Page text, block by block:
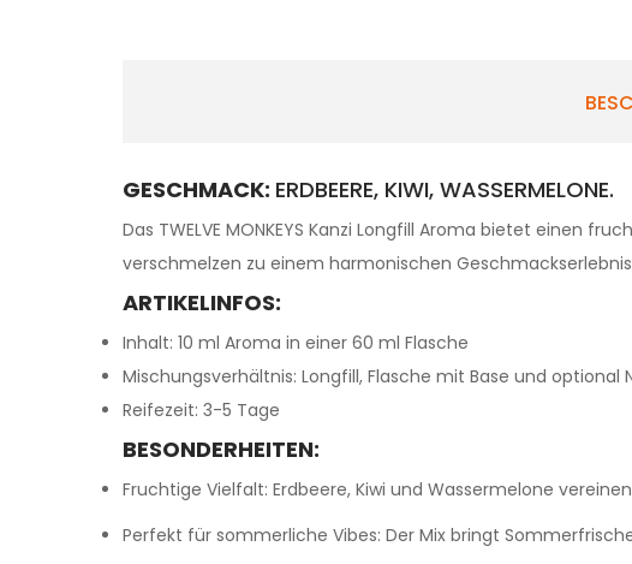
GESCHMACK: ERDBEERE, KIWI, WASSERMELONE.
Das TWELVE MONKEYS Kanzi Longfill Aroma bietet einen
verschmelzen zu einem harmonischen
ARTIKELINFOS:
Inhalt: 10 ml Aroma in einer 60 ml Flasche
Mischungsverhältnis: Longfill, Flasche mit Base und optional
Reifezeit: 3-5 Tage
BESONDERHEITEN:
Fruchtige Vielfalt: Erdbeere, Kiwi und Wassermelone
Perfekt für sommerliche Vibes: Der Mix bringt